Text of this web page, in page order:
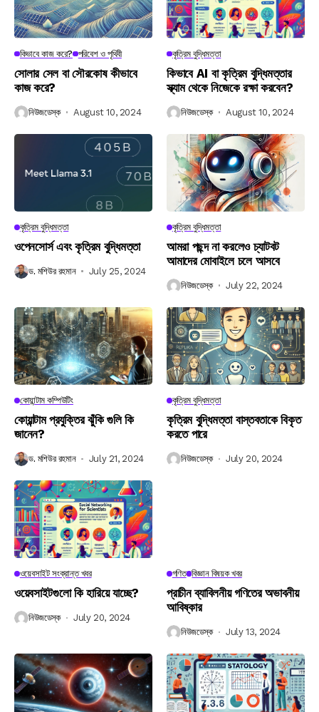
কিভাবে কাজ করে? পরিবেশ ও পৃথিবী
সোলার সেল বা সৌরকোষ কীভাবে
কাজ করে?
নিউজডেস্ক August 10, 2024
কৃত্রিম বুদ্ধিমত্তা
কিভাবে AI বা কৃত্রিম বুদ্ধিমত্তার
স্ক্যাম থেকে নিজেকে রক্ষা করবেন?
নিউজডেস্ক August 10, 2024
কৃত্রিম বুদ্ধিমত্তা
ওপেনসোর্স এবং কৃত্রিম বুদ্ধিমত্তা
ড. মশিউর রহমান July 25, 2024
কৃত্রিম বুদ্ধিমত্তা
আমরা পছন্দ না করলেও চ্যাটবট
আমাদের মোবাইলে চলে আসবে
নিউজডেস্ক July 22, 2024
কোয়ান্টাম কম্পিউটিং
কোয়ান্টাম প্রযুক্তির ঝুঁকি গুলি কি
জানেন?
ড. মশিউর রহমান July 21, 2024
কৃত্রিম বুদ্ধিমত্তা
কৃত্রিম বুদ্ধিমত্তা বাস্তবতাকে বিকৃত
করতে পারে
নিউজডেস্ক July 20, 2024
ওয়েবসাইট সংক্রান্ত খবর
ওয়েবসাইটগুলো কি হারিয়ে যাচ্ছে?
নিউজডেস্ক July 20, 2024
গণিত বিজ্ঞান বিষয়ক খবর
প্রাচীন ব্যাবিলনীয় গণিতের অভাবনীয়
আবিষ্কার
নিউজডেস্ক July 13, 2024